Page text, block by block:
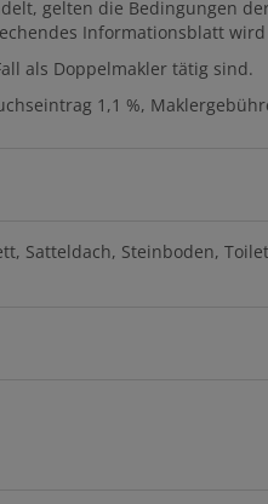
gelten die Bedingungen
Informationsblatt wird
als Doppelmakler tätig sind.
1,1 %,
Satteldach Steinboden